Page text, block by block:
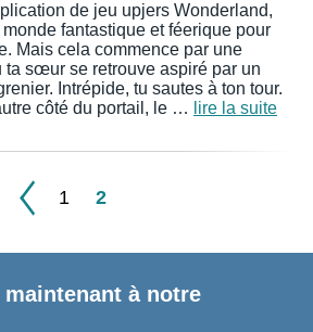
de jeu upjers Wonderland,
fantastique et féerique pour
Mais cela commence par une
ta sœur se retrouve aspiré par un
Intrépide, tu sautes à ton tour.
côté du portail, le …
lire la suite
1 2
à notre